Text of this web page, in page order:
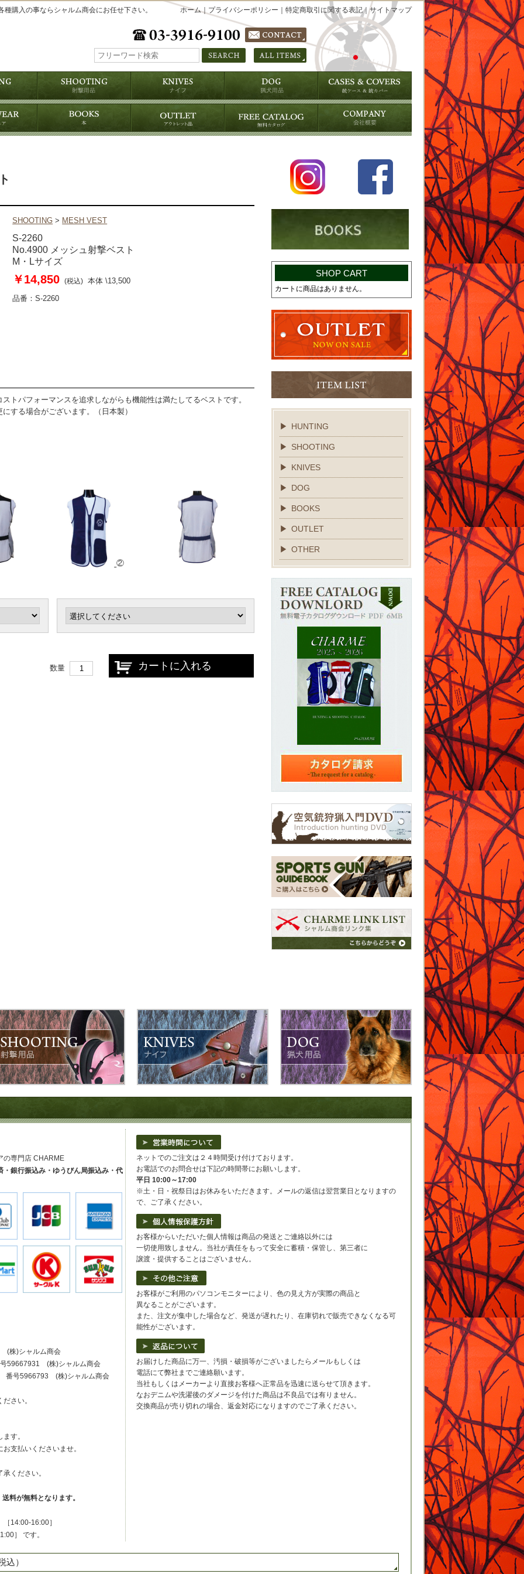
購入の事ならシャルム商会にお任せ下さい。 ホーム｜ プライバシーポリシー 特定商取引に関する表記｜サイトマップ
SHOOTING > MESH VEST
S-2260
No.4900 メッシュ射撃ベスト
M・Lサイズ
￥14,850 (税込) 本体 \13,500
品番：S-2260
トパフォーマンスを追求しながらも機能性は満たしてるベストです。
する場合がございます。（日本製）
②
数量 カートに入れる
SHOP CART
カートに商品はありません。
HUNTING
SHOOTING
KNIVES
DOG
BOOKS
OUTLET
OTHER
の専門店 CHARME
銀行振込み・ゆうびん局振込み・代
株)シャルム商会
59667931 (株)シャルム商会
番号5966793 (株)シャルム商会
さい。
す。
支払いくださいませ。
ください。
料が無料となります。
14:00-16:00］
］ です。
ネットでのご注文は２４時間受け付けております。
お電話でのお問合せは下記の時間帯にお願いします。
平日 10:00～17:00
※土・日・祝祭日はお休みをいただきます。メールの返信は翌営業日となりますの
で、ご了承ください。
お客様からいただいた個人情報は商品の発送とご連絡以外には
一切使用致しません。当社が責任をもって安全に蓄積・保管し、第三者に
譲渡・提供することはございません。
お客様がご利用のパソコンモニターにより、色の見え方が実際の商品と
異なることがございます。
また、注文が集中した場合など、発送が遅れたり、在庫切れで販売できなくなる可
能性がございます。
お届けした商品に万一、汚損・破損等がございましたらメールもしくは
電話にて弊社までご連絡願います。
当社もしくはメーカーより直接お客様へ正常品を迅速に送らせて頂きます。
なおデニムや洗濯後のダメージを付けた商品は不良品では有りません。
交換商品が売り切れの場合、返金対応になりますのでご了承ください。
込）